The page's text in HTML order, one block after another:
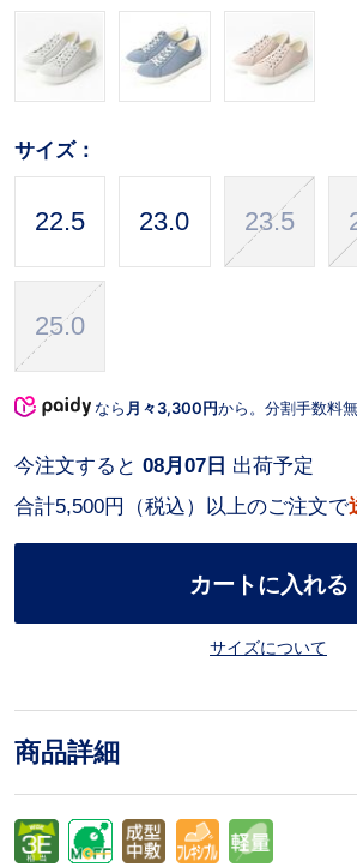
サイズ：
22.5 23.0 23.5
25.0
なら 月々3,300円から。分割手数料
合計5,500円（税込）以上のご注文で
今注文すると 08月07日 出荷予定
カートに入れる
サイズについて
商品詳細